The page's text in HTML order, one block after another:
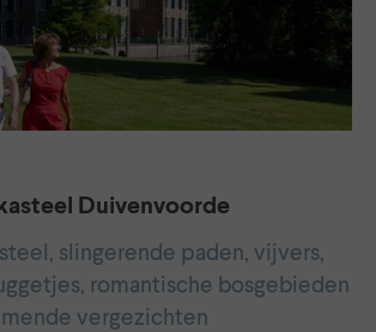
Duivenvoorde
slingerende paden, vijvers,
romantische bosgebieden
vergezichten